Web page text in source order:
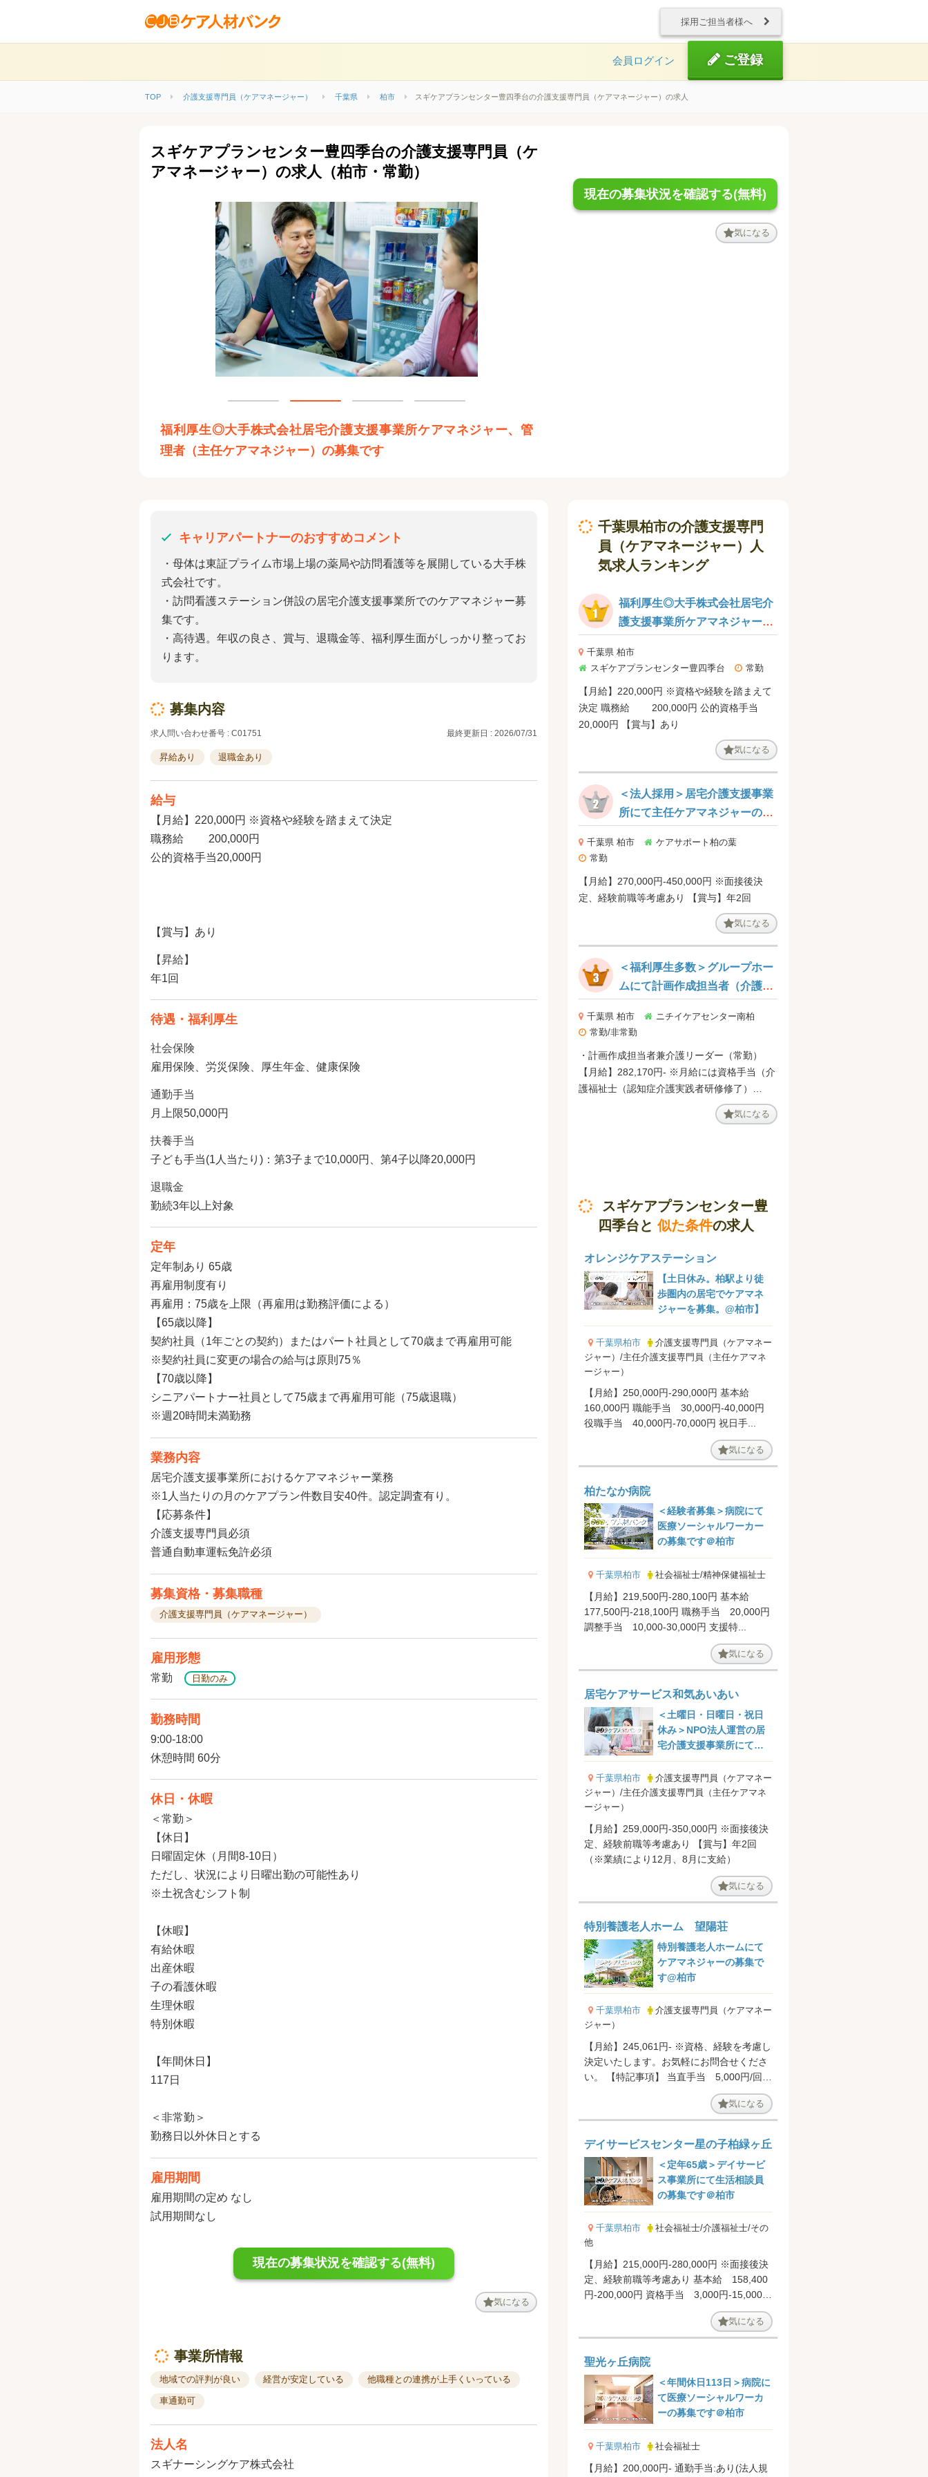
採用ご担当者様へ
会員ログイン ご登録
TOP 介護支援専門員（ケアマネージャー） 千葉県 柏市 スギケアプランセンター豊四季台の介護支援専門員（ケアマネージャー）の求人
スギケアプランセンター豊四季台の介護支援専門員（ケ
アマネージャー）の求人（柏市・常勤）
福利厚生◎大手株式会社居宅介護支援事業所ケアマネジャー、管
理者（主任ケアマネジャー）の募集です
現在の募集状況を確認する(無料)
気になる
キャリアパートナーのおすすめコメント
・母体は東証プライム市場上場の薬局や訪問看護等を展開している大手株
式会社です。
・訪問看護ステーション併設の居宅介護支援事業所でのケアマネジャー募
集です。
・高待遇。年収の良さ、賞与、退職金等、福利厚生面がしっかり整ってお
ります。
募集内容
求人問い合わせ番号 : C01751 最終更新日 : 2026/07/31
昇給あり 退職金あり
給与
【月給】220,000円 ※資格や経験を踏まえて決定
職務給 200,000円
公的資格手当20,000円
【賞与】あり
【昇給】
年1回
待遇・福利厚生
社会保険
雇用保険、労災保険、厚生年金、健康保険
通勤手当
月上限50,000円
扶養手当
子ども手当(1人当たり)：第3子まで10,000円、第4子以降20,000円
退職金
勤続3年以上対象
定年
定年制あり 65歳
再雇用制度有り
再雇用：75歳を上限（再雇用は勤務評価による）
【65歳以降】
契約社員（1年ごとの契約）またはパート社員として70歳まで再雇用可能
※契約社員に変更の場合の給与は原則75％
【70歳以降】
シニアパートナー社員として75歳まで再雇用可能（75歳退職）
※週20時間未満勤務
業務内容
居宅介護支援事業所におけるケアマネジャー業務
※1人当たりの月のケアプラン件数目安40件。認定調査有り。
【応募条件】
介護支援専門員必須
普通自動車運転免許必須
募集資格・募集職種
介護支援専門員（ケアマネージャー）
雇用形態
常勤 日勤のみ
勤務時間
9:00-18:00
休憩時間 60分
休日・休暇
＜常勤＞
【休日】
日曜固定休（月間8-10日）
ただし、状況により日曜出勤の可能性あり
※土祝含むシフト制
【休暇】
有給休暇
出産休暇
子の看護休暇
生理休暇
特別休暇
【年間休日】
117日
＜非常勤＞
勤務日以外休日とする
雇用期間
雇用期間の定め なし
試用期間なし
現在の募集状況を確認する(無料)
気になる
事業所情報
地域での評判が良い 経営が安定している 他職種との連携が上手くいっている
車通勤可
法人名
スギナーシングケア株式会社
千葉県柏市の介護支援専門
員（ケアマネージャー）人
気求人ランキング
福利厚生◎大手株式会社居宅介
護支援事業所ケアマネジャー、
の募集です
千葉県 柏市
スギケアプランセンター豊四季台
常勤
【月給】220,000円 ※資格や経験を踏まえて
決定 職務給 200,000円 公的資格手当
20,000円 【賞与】あり
気になる
＜法人採用＞居宅介護支援事業
所にて主任ケアマネジャーの募
千葉県 柏市
ケアサポート柏の葉
常勤
【月給】270,000円-450,000円 ※面接後決
定、経験前職等考慮あり 【賞与】年2回
気になる
＜福利厚生多数＞グループホー
ムにて計画作成担当者（介護リ
＠柏市富里
千葉県 柏市
ニチイケアセンター南柏
常勤/非常勤
・計画作成担当者兼介護リーダー（常勤）
【月給】282,170円- ※月給には資格手当（介
護福祉士（認知症介護実践者研修修了）
20,000円、介護支援専門員:30,000円）を含
当:15円/時間（在籍4年以上）
気になる
スギケアプランセンター豊
四季台と似た条件の求人
オレンジケアステーション
【土日休み。柏駅より徒
歩圏内の居宅でケアマネ
ジャーを募集。@柏市】
千葉県柏市
介護支援専門員（ケアマネー
ジャー）/主任介護支援専門員（主任ケアマネ
ージャー）
【月給】250,000円-290,000円 基本給
160,000円 職能手当 30,000円-40,000円
役職手当 40,000円-70,000円 祝日手...
気になる
柏たなか病院
＜経験者募集＞病院にて
医療ソーシャルワーカー
の募集です＠柏市
千葉県柏市 社会福祉士/精神保健福祉士
【月給】219,500円-280,100円 基本給
177,500円-218,100円 職務手当 20,000円
調整手当 10,000-30,000円 支援特...
気になる
居宅ケアサービス和気あいあい
＜土曜日・日曜日・祝日
休み＞NPO法人運営の居
宅介護支援事業所にてケ
アマネジャー経験者の募
集...
千葉県柏市
介護支援専門員（ケアマネー
ジャー）/主任介護支援専門員（主任ケアマネ
ージャー）
【月給】259,000円-350,000円 ※面接後決
定、経験前職等考慮あり 【賞与】年2回
（※業績により12月、8月に支給）
気になる
特別養護老人ホーム 望陽荘
特別養護老人ホームにて
ケアマネジャーの募集で
す@柏市
千葉県柏市
介護支援専門員（ケアマネー
ジャー）
【月給】245,061円- ※資格、経験を考慮し
決定いたします。お気軽にお問合せくださ
い。 【特記事項】 当直手当 5,000円/回
気になる
デイサービスセンター星の子柏緑ヶ丘
＜定年65歳＞デイサービ
ス事業所にて生活相談員
の募集です＠柏市
千葉県柏市
社会福祉士/介護福祉士/その
他
【月給】215,000円-280,000円 ※面接後決
定、経験前職等考慮あり 基本給 158,400
円-200,000円 資格手当 3,000円-15,000
気になる
聖光ヶ丘病院
＜年間休日113日＞病院に
て医療ソーシャルワーカ
ーの募集です＠柏市
千葉県柏市 社会福祉士
【月給】200,000円- 通勤手当:あり(法人規